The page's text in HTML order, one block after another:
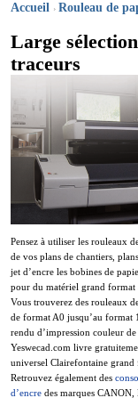
Accueil Rouleau de
Large
traceurs
Pensez à utiliser les rouleaux
de vos plans de chantiers,
jet d’encre les bobines de
pour du matériel grand format
Vous trouverez des rouleaux
de format A0 jusqu’au format
rendu d’impression couleur
Yeswecad.com livre
universel Clairefontaine grand
Retrouvez également des
d’encre des marques CANON,